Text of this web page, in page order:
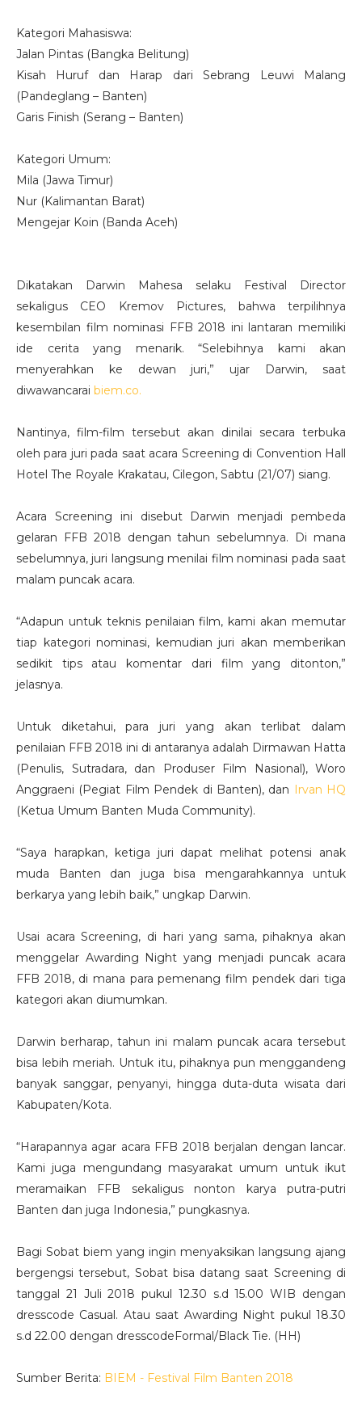
Kategori Mahasiswa:
Jalan Pintas (Bangka Belitung)
Kisah Huruf dan Harap dari Sebrang Leuwi Malang
(Pandeglang – Banten)
Garis Finish (Serang – Banten)
Kategori Umum:
Mila (Jawa Timur)
Nur (Kalimantan Barat)
Mengejar Koin (Banda Aceh)
Dikatakan Darwin Mahesa selaku Festival Director
sekaligus CEO Kremov Pictures, bahwa terpilihnya
kesembilan film nominasi FFB 2018 ini lantaran memiliki
ide cerita yang menarik. “Selebihnya kami akan
menyerahkan ke dewan juri,” ujar Darwin, saat
diwawancarai biem.co.
Nantinya, film-film tersebut akan dinilai secara terbuka
oleh para juri pada saat acara Screening di Convention Hall
Hotel The Royale Krakatau, Cilegon, Sabtu (21/07) siang.
Acara Screening ini disebut Darwin menjadi pembeda
gelaran FFB 2018 dengan tahun sebelumnya. Di mana
sebelumnya, juri langsung menilai film nominasi pada saat
malam puncak acara.
“Adapun untuk teknis penilaian film, kami akan memutar
tiap kategori nominasi, kemudian juri akan memberikan
sedikit tips atau komentar dari film yang ditonton,”
jelasnya.
Untuk diketahui, para juri yang akan terlibat dalam
penilaian FFB 2018 ini di antaranya adalah Dirmawan Hatta
(Penulis, Sutradara, dan Produser Film Nasional), Woro
Anggraeni (Pegiat Film Pendek di Banten), dan Irvan HQ
(Ketua Umum Banten Muda Community).
“Saya harapkan, ketiga juri dapat melihat potensi anak
muda Banten dan juga bisa mengarahkannya untuk
berkarya yang lebih baik,” ungkap Darwin.
Usai acara Screening, di hari yang sama, pihaknya akan
menggelar Awarding Night yang menjadi puncak acara
FFB 2018, di mana para pemenang film pendek dari tiga
kategori akan diumumkan.
Darwin berharap, tahun ini malam puncak acara tersebut
bisa lebih meriah. Untuk itu, pihaknya pun menggandeng
banyak sanggar, penyanyi, hingga duta-duta wisata dari
Kabupaten/Kota.
“Harapannya agar acara FFB 2018 berjalan dengan lancar.
Kami juga mengundang masyarakat umum untuk ikut
meramaikan FFB sekaligus nonton karya putra-putri
Banten dan juga Indonesia,” pungkasnya.
Bagi Sobat biem yang ingin menyaksikan langsung ajang
bergengsi tersebut, Sobat bisa datang saat Screening di
tanggal 21 Juli 2018 pukul 12.30 s.d 15.00 WIB dengan
dresscode Casual. Atau saat Awarding Night pukul 18.30
s.d 22.00 dengan dresscodeFormal/Black Tie. (HH)
Sumber Berita: BIEM - Festival Film Banten 2018